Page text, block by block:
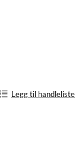
Legg til handleliste